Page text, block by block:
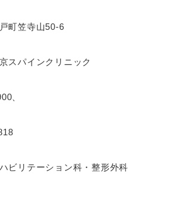
町笠寺山50-6
スパインクリニック
、
ビリテーション科・整形外科